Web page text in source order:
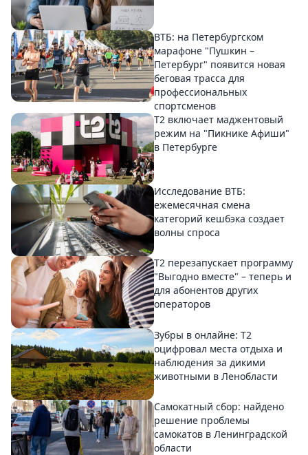
ВТБ: на Петербургском
марафоне "Пушкин –
Петербург" появится новая
беговая трасса для
профессиональных
спортсменов
Т2 включает маджентовый
режим на "Пикнике Афиши"
в Петербурге
Исследование ВТБ:
ежемесячная смена
категорий кешбэка создает
волны спроса
Т2 перезапускает программу
"Выгодно вместе" – теперь и
для абонентов других
операторов
Зубры в онлайне: Т2
оцифровал места отдыха и
наблюдения за дикими
животными в Ленобласти
Самокатный сбор: найдено
решение проблемы
самокатов в Ленинградской
области